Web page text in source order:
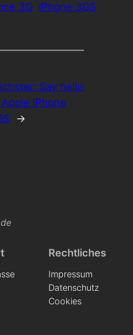
3G iPhone 3GS
Say hello
iPhone
→
Rechtliches
Impressum
Datenschutz
Cookies